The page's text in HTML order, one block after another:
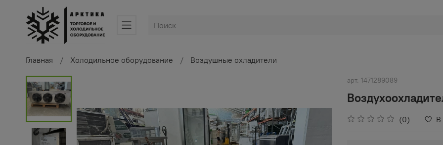
Главная Холодильное оборудование Воздушные охладители
арт. 1471289089
(0) В